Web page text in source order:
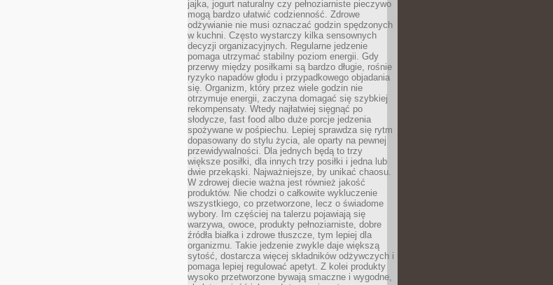
jajka, jogurt naturalny czy pełnoziarniste pieczywo
mogą bardzo ułatwić codzienność. Zdrowe
odżywianie nie musi oznaczać godzin spędzonych
w kuchni. Często wystarczy kilka sensownych
decyzji organizacyjnych. Regularne jedzenie
pomaga utrzymać stabilny poziom energii. Gdy
przerwy między posiłkami są bardzo długie, rośnie
ryzyko napadów głodu i przypadkowego objadania
się. Organizm, który przez wiele godzin nie
otrzymuje energii, zaczyna domagać się szybkiej
rekompensaty. Wtedy najłatwiej sięgnąć po
słodycze, fast food albo duże porcje jedzenia
spożywane w pośpiechu. Lepiej sprawdza się rytm
dopasowany do stylu życia, ale oparty na pewnej
przewidywalności. Dla jednych będą to trzy
większe posiłki, dla innych trzy posiłki i jedna lub
dwie przekąski. Najważniejsze, by unikać chaosu.
W zdrowej diecie ważna jest również jakość
produktów. Nie chodzi o całkowite wykluczenie
wszystkiego, co przetworzone, lecz o świadome
wybory. Im częściej na talerzu pojawiają się
warzywa, owoce, produkty pełnoziarniste, dobre
źródła białka i zdrowe tłuszcze, tym lepiej dla
organizmu. Takie jedzenie zwykle daje większą
sytość, dostarcza więcej składników odżywczych i
pomaga lepiej regulować apetyt. Z kolei produkty
wysoko przetworzone bywają smaczne i wygodne,